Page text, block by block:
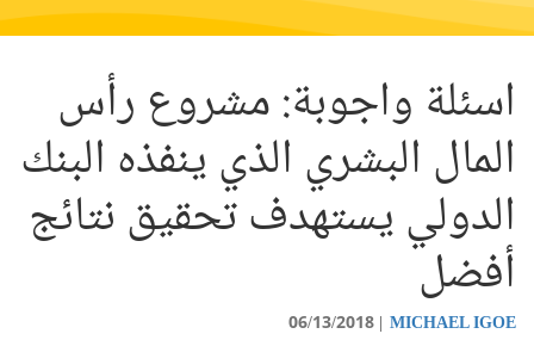
اسئلة واجوبة: مشروع رأس
المال البشري الذي ينفذه البنك
الدولي يستهدف تحقيق نتائج
أفضل
MICHAEL IGOE
06/13/2018